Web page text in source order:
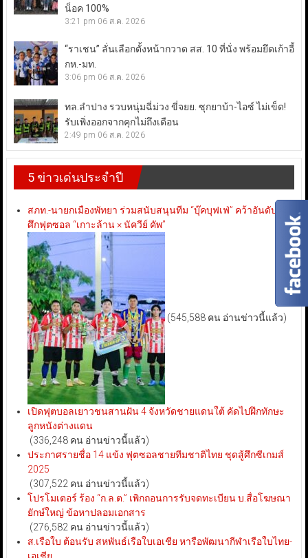
น็อค 100%
3:21 pm 06 ส.ค. 2026
“ราเชน” ลั่นเลือกตั้งหน้ากวาด สส. 10 ที่นั่ง พร้อมยึดเก้าอี้
กห.-มท.
3:06 pm 06 ส.ค. 2026
ทล.ลำปาง รวบหนุ่มฉี่ม่วง ขี่จยย. ซุกยาบ้า-ไอซ์ ไม่เข็ด!
รับเพิ่งออกจากคุกไม่ถึงเดือน
2:49 pm 06 ส.ค. 2026
5 ข่าวเด่นประจำปี
สภท.-นายกเมืองพัทยา ร่วมสนับสนุนทีม “บุ๊คบุฟเฟ่” คว้าอันดับ 3
ศึกฟุตซอล “เกาะล้าน × นัควีย์ คัพ”
(545,588 คน อ่านข่าวนี้แล้ว)
เปิดฟุตบอลเยาวชนสานฝัน 4 จังหวัดชายแดนใต้ คัดไปฝึกทักษะ
ลูกหนังต่างแดน
(336,248 คน อ่านข่าวนี้แล้ว)
ประกาศรายชื่อ 14 แข้ง ฟุตซอลชายทีมชาติไทย ชุดสู้ศึกซีเกมส์
2025
(307,522 คน อ่านข่าวนี้แล้ว)
โปรโมเตอร์ ร้อง “ก.ล.ต.” เพิกถอนการรับจดทะเบียน บ.สื่อโฆษณา
ยักษ์ใหญ่ ข้อหาปลอมเอกสาร
(276,582 คน อ่านข่าวนี้แล้ว)
ส.เรือใบ ต้อนรับ สหพันธ์เรือใบเอเชีย หารือพัฒนากีฬาเรือใบไทย-